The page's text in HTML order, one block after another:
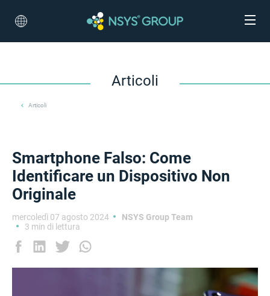
Articoli
Articoli
Smartphone Falso: Come
Identificare un Dispositivo Non
Originale
mercoledì 07 agosto 2024
NSYS Group Team
3 min di lettura